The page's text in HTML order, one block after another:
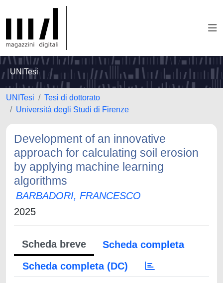
UNITesi
UNITesi
Tesi di dottorato
Università degli Studi di Firenze
Development of an innovative
approach for calculating soil erosion
by applying machine learning
algorithms
BARBADORI, FRANCESCO
2025
Scheda breve
Scheda completa
Scheda completa (DC)